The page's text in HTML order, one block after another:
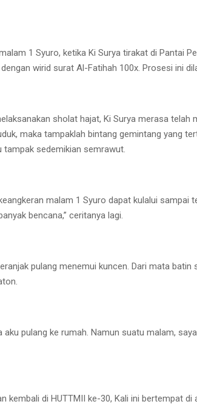
1 Syuro, ketika Ki Surya tirakat di Pantai
wirid surat Al-Fatihah 100x. Prosesi ini
sholat hajat, Ki Surya merasa
maka tampaklah bintang gemintang yang
sedemikian semrawut.
malam 1 Syuro dapat kulalui
bencana,” ceritanya lagi.
pulang menemui kuncen. Dari mata
pulang ke rumah. Namun suatu malam,
kembali di HUTTMII ke-30, Kali ini bertempat